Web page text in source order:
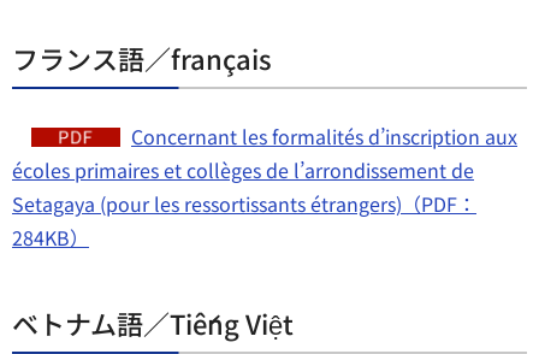
フランス語／français
Concernant les formalités d’inscription aux
écoles primaires et collèges de l’arrondissement de
Setagaya (pour les ressortissants étrangers)（PDF：
284KB）
ベトナム語／Tiếng Việt